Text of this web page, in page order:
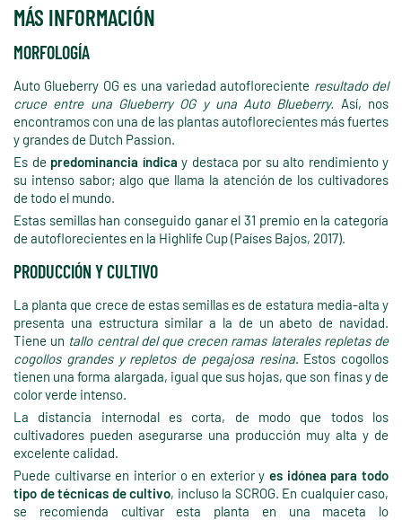
MÁS INFORMACIÓN
MORFOLOGÍA
Auto Glueberry OG es una variedad autofloreciente resultado del
cruce entre una Glueberry OG y una Auto Blueberry. Así, nos
encontramos con una de las plantas autoflorecientes más fuertes
y grandes de Dutch Passion.
Es de predominancia índica y destaca por su alto rendimiento y
su intenso sabor; algo que llama la atención de los cultivadores
de todo el mundo.
Estas semillas han conseguido ganar el 31 premio en la categoría
de autoflorecientes en la Highlife Cup (Países Bajos, 2017).
PRODUCCIÓN Y CULTIVO
La planta que crece de estas semillas es de estatura media-alta y
presenta una estructura similar a la de un abeto de navidad.
Tiene un tallo central del que crecen ramas laterales repletas de
cogollos grandes y repletos de pegajosa resina. Estos cogollos
tienen una forma alargada, igual que sus hojas, que son finas y de
color verde intenso.
La distancia internodal es corta, de modo que todos los
cultivadores pueden asegurarse una producción muy alta y de
excelente calidad.
Puede cultivarse en interior o en exterior yes idónea para todo
tipo de técnicas de cultivo, incluso la SCROG. En cualquier caso,
se recomienda cultivar esta planta en una maceta lo